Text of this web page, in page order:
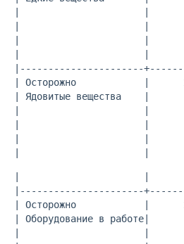
|                      |
|                      |
|                      |
|                      |
|----------------------
| Осторожно            |
| Ядовитые вещества    |
|                      |
|                      |
|                      |
|                      |
|                      |
|----------------------
| Осторожно            |
| Оборудование в работе|
|                      |